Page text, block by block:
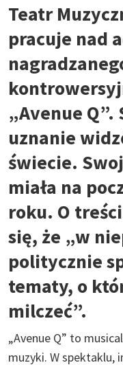
Teatr
pracuje nad
„Avenue Q”.
uznanie
świecie.
miała na
roku. O
się, że „w
politycznie
tematy, o
milczeć”.
„Avenue Q” to
muzyki. W spektaklu,